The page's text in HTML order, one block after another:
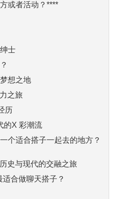
或者活动？****
士
想之地
之旅
历
的X 彩潮流
个适合搭子一起去的地方？
史与现代的交融之旅
合做聊天搭子？